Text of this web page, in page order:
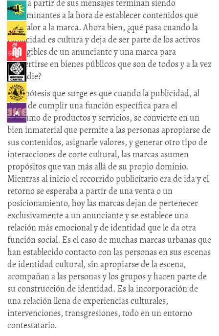
tejen a partir de sus mensajes terminan siendo
determinantes a la hora de establecer contenidos que
den valor a la marca. Ahora bien, ¿qué pasa cuando la
publicidad es cultura y deja de ser parte de los activos
intangibles de un anunciante y una marca para
convertirse en bienes públicos que son de todos y a la vez
de nadie?
La hipótesis que surge es que cuando la publicidad, al
dejar de cumplir una función específica para el
consumo de productos y servicios, se convierte en un
bien inmaterial que permite a las personas apropiarse de
sus contenidos, asignarle valores, y generar otro tipo de
interacciones de corte cultural, las marcas asumen
propósitos que van más allá de su propio dominio.
Mientras al inicio el recorrido publicitario era de ida y el
retorno se esperaba a partir de una venta o un
posicionamiento, hoy las marcas dejan de pertenecer
exclusivamente a un anunciante y se establece una
relación más emocional y de identidad que le da otra
función social. Es el caso de muchas marcas urbanas que
han establecido contacto con las personas en sus escenas
de identidad cultural, sin apropiarse de la escena,
acompañan a las personas y los grupos y hacen parte de
su construcción de identidad. Es la incorporación de
una relación llena de experiencias culturales,
intervenciones, transgresiones, todo en un entorno
contestatario.